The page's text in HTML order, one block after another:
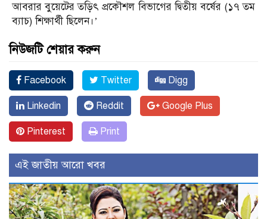
আবরার বুয়েটের তড়িৎ প্রকৌশল বিভাগের দ্বিতীয় বর্ষের (১৭ তম
ব্যাচ) শিক্ষার্থী ছিলেন।’
নিউজটি শেয়ার করুন
Facebook Twitter Digg
Linkedin Reddit Google Plus
Pinterest Print
এই জাতীয় আরো খবর